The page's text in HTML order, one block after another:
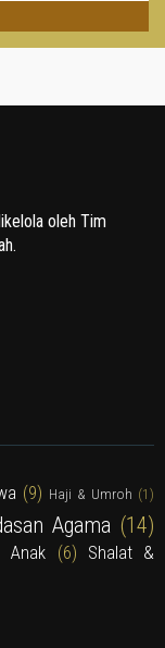
oleh Tim
(9) Haji & Umroh (1)
Agama (14)
Anak (6) Shalat &